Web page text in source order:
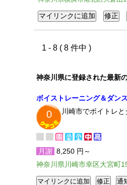
1 - 8 ( 8 件中 )
神奈川県に登録された最新
ボイストレーニング＆ダン
0 川崎市でボイトレ
月謝 8,250 円～
神奈川県川崎市幸区大宮町